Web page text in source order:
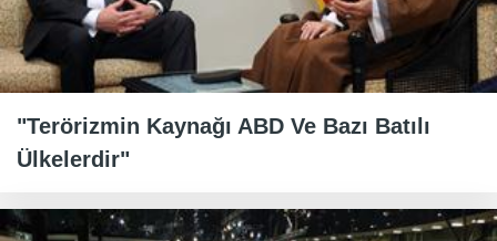
"Terörizmin Kaynağı ABD Ve Bazı Batılı
Ülkelerdir"